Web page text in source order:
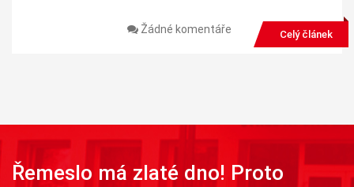
Žádné komentáře Celý článek
Řemeslo má zlaté dno! Proto